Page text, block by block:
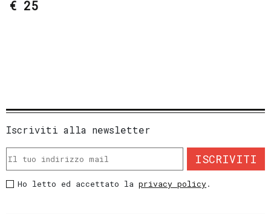
€ 25
Iscriviti alla newsletter
ISCRIVITI
Ho letto ed accettato laprivacy policy.